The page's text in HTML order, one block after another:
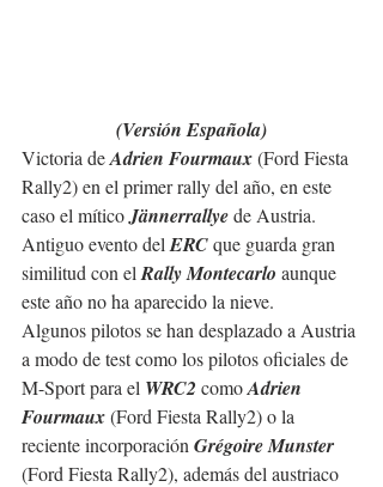
(Versión Española)
Victoria de Adrien Fourmaux (Ford Fiesta
Rally2) en el primer rally del año, en este
caso el mítico Jännerrallye de Austria.
Antiguo evento del ERC que guarda gran
similitud con el Rally Montecarlo aunque
este año no ha aparecido la nieve.
Algunos pilotos se han desplazado a Austria
a modo de test como los pilotos oficiales de
M-Sport para el WRC2 como Adrien
Fourmaux (Ford Fiesta Rally2) o la
reciente incorporación Grégoire Munster
(Ford Fiesta Rally2), además del austriaco